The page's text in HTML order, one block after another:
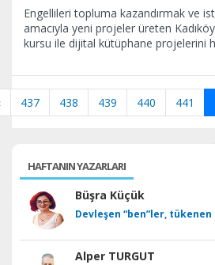
Engellileri topluma kazandırmak ve
amacıyla yeni projeler üreten
kursu ile dijital kütüphane projelerini
437 438 439 440 441
HAFTANIN YAZARLARI
Büşra Küçük
Devleşen “ben”ler,
Alper TURGUT